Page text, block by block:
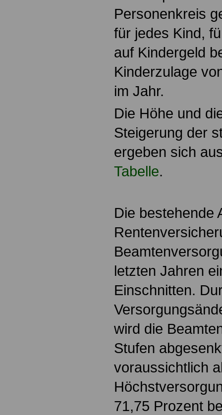
Personenkreis
für jedes Kind,
auf Kindergeld
Kinderzulage
im Jahr.
Die Höhe und
Steigerung der
ergeben sich
Tabelle.
Die bestehende
letzten Jahren
Einschnitten.
wird die
Stufen
voraussichtlich
71,75 Prozent